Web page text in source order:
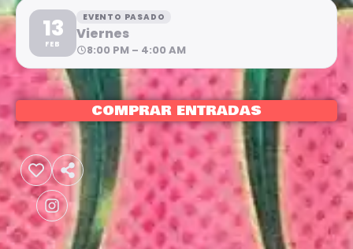
13
FEB
EVENTO PASADO
Viernes
8:00 PM – 4:00 AM
COMPRAR ENTRADAS